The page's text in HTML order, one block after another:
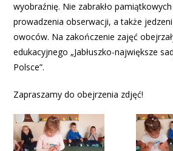
wyobraźnię. Nie zabrakło
prowadzenia obserwacji, a także
owoców. Na zakończenie zajęć
edukacyjnego „Jabłuszko-największe
Polsce”.
Zapraszamy do obejrzenia zdjęć!